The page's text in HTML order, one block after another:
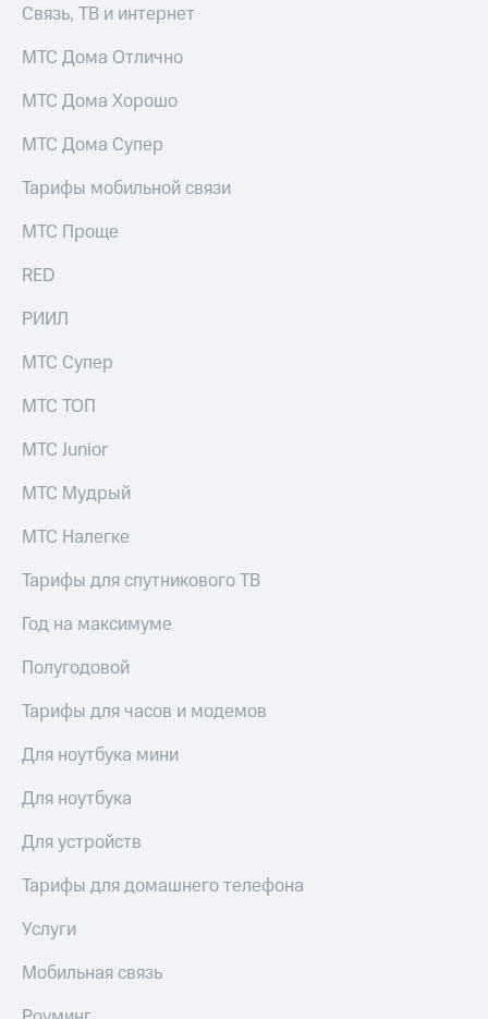
приобретения
выкупа
Дивиденды
Рынок
облигаций
Описание
Еврооблигации-2023
о
Регистратор
Контакты
этика
Связь, ТВ и интернет
МТС Дома Отлично
МТС Дома Хорошо
МТС Дома Супер
Тарифы мобильной связи
МТС Проще
RED
РИИЛ
МТС Супер
МТС ТОП
МТС Junior
МТС Мудрый
МТС Налегке
Тарифы для спутникового ТВ
Год на максимуме
Полугодовой
Тарифы для часов и модемов
Для ноутбука мини
Для ноутбука
Для устройств
Тарифы для домашнего телефона
Услуги
Мобильная связь